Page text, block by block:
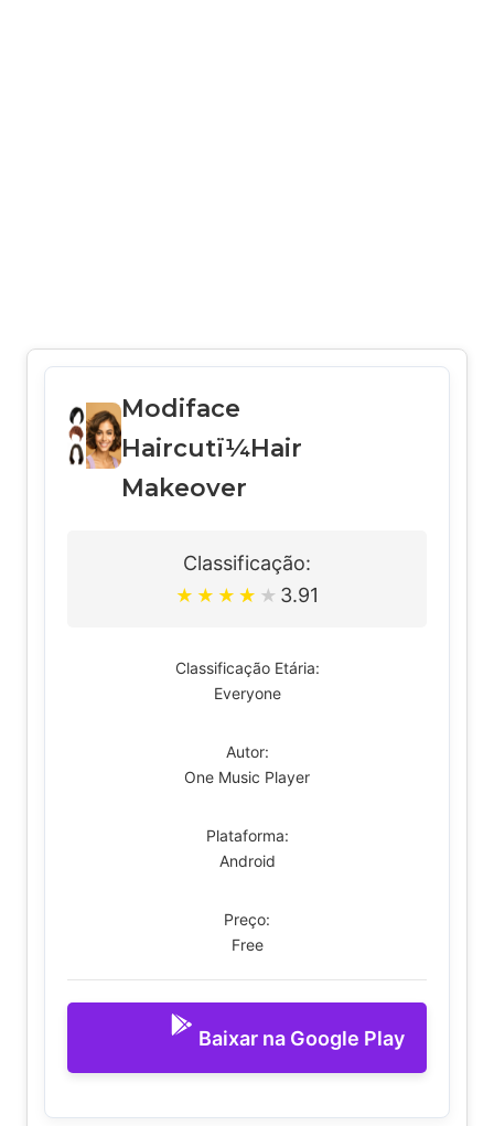
Modiface
Haircutï¼Hair
Makeover
Classificação:
★ ★ ★ ★ ★ 3.91
Classificação Etária:
Everyone
Autor:
One Music Player
Plataforma:
Android
Preço:
Free
Baixar na Google Play